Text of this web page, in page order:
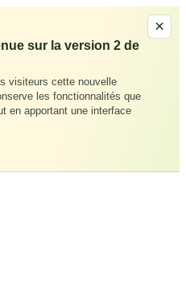
×
sur la version 2 de
visiteurs cette nouvelle
les fonctionnalités que
en apportant une interface